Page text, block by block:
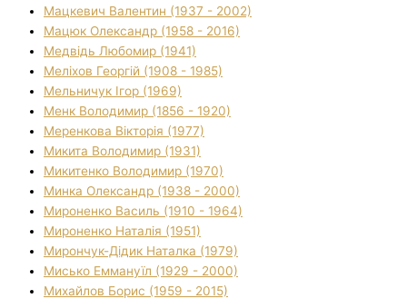
Мацкевич Валентин (1937 - 2002)
Мацюк Олександр (1958 - 2016)
Медвідь Любомир (1941)
Меліхов Георгій (1908 - 1985)
Мельничук Ігор (1969)
Менк Володимир (1856 - 1920)
Меренкова Вікторія (1977)
Микита Володимир (1931)
Микитенко Володимир (1970)
Минка Олександр (1938 - 2000)
Мироненко Василь (1910 - 1964)
Мироненко Наталія (1951)
Мирончук-Дідик Наталка (1979)
Мисько Еммануїл (1929 - 2000)
Михайлов Борис (1959 - 2015)